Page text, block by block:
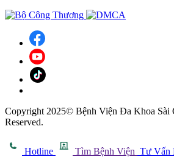
Copyright 2025© Bệnh Viện Đa Khoa
Reserved.
Hotline Tìm Bệnh Viện Tư Vấn